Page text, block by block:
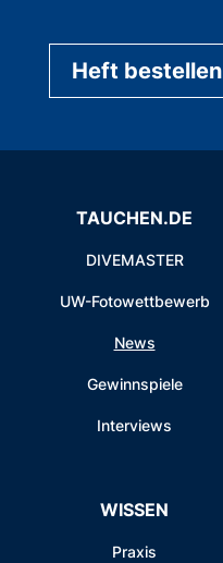
Heft bestellen
TAUCHEN.DE
DIVEMASTER
UW-Fotowettbewerb
News
Gewinnspiele
Interviews
WISSEN
Praxis